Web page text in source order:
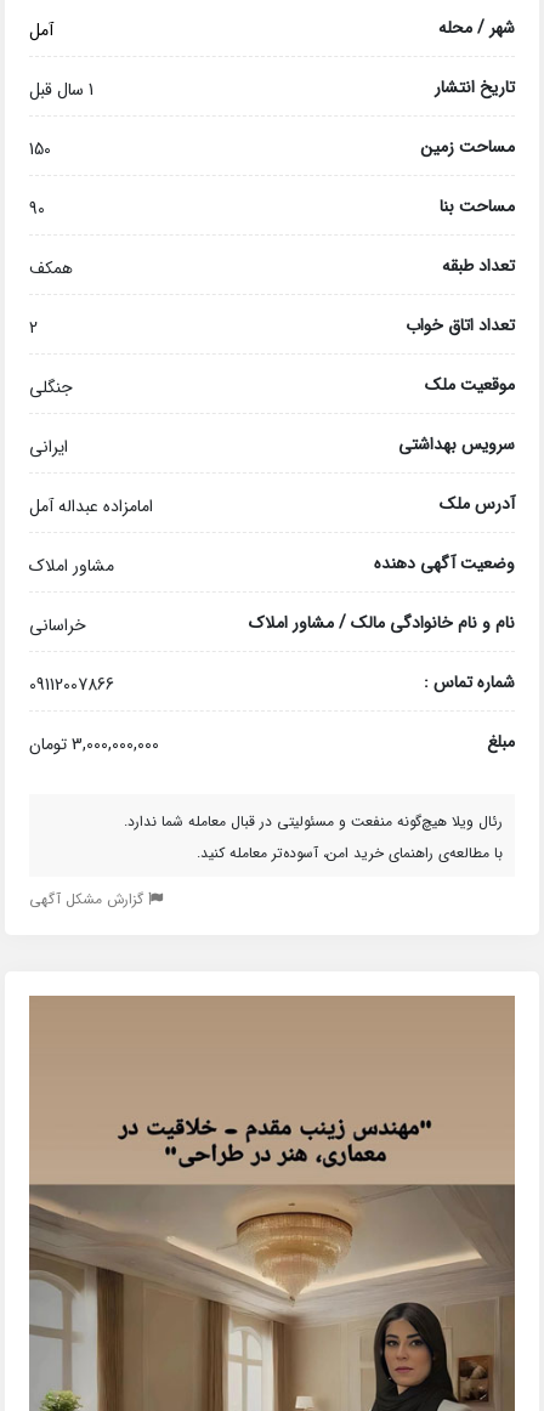
شهر / محله آمل
تاریخ انتشار 1 سال قبل
مساحت زمین 150
مساحت بنا 90
تعداد طبقه همکف
تعداد اتاق خواب 2
موقعیت ملک جنگلی
سرویس بهداشتی ایرانی
آدرس ملک امامزاده عبداله آمل
وضعیت آگهی دهنده مشاور املاک
نام و نام خانوادگی مالک / مشاور املاک خراسانی
شماره تماس : 09112007866
مبلغ 3,000,000,000 تومان
رئال ویلا هیچ‌گونه منفعت و مسئولیتی در قبال معامله شما ندارد.
با مطالعه‌ی راهنمای خرید امن، آسوده‌تر معامله کنید.
گزارش مشکل آگهی